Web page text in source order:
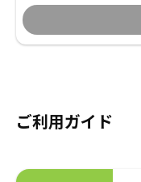
売りた
の
ご利用ガイド